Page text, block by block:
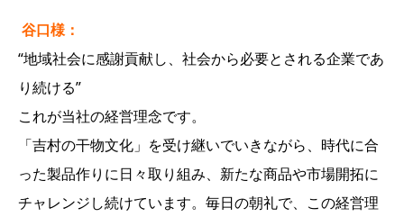
谷口様：
“地域社会に感謝貢献し、社会から必要とされる企業であ
り続ける”
これが当社の経営理念です。
「吉村の干物文化」を受け継いでいきながら、時代に合
った製品作りに日々取り組み、新たな商品や市場開拓に
チャレンジし続けています。毎日の朝礼で、この経営理